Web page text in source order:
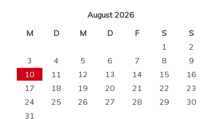
August 2026
M
D M D F S
S
1
2
3
4 5 6 7 8
9
10
11 12 13 14 15
16
17
18 19 20 21 22
23
24
25 26 27 28 29
30
31